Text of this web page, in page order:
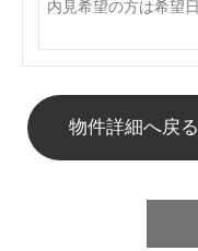
物件詳細へ戻る